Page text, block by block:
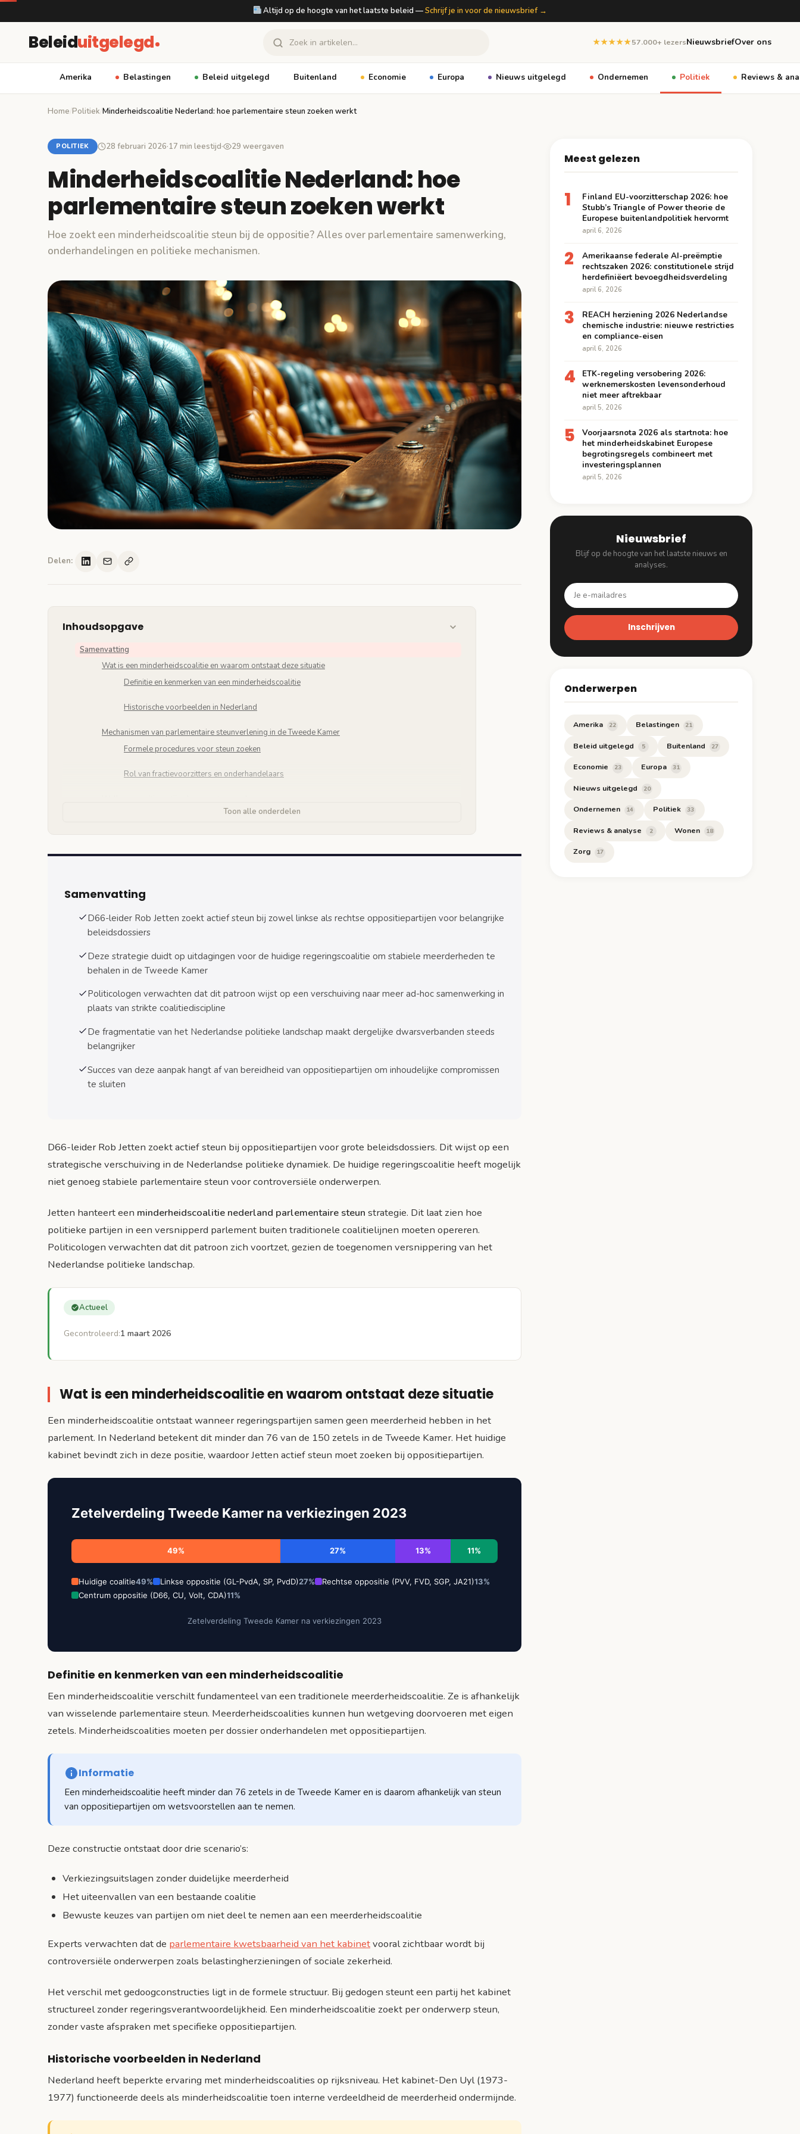
Altijd op de hoogte van het laatste beleid —Schrijf je in voor de nieuwsbrief →
Beleiduitgelegd ★★★★★57.000+ lezersNieuwsbriefOver ons
Amerika Belastingen Beleid uitgelegd Buitenland Economie Europa Nieuws uitgelegd Ondernemen Politiek Reviews &
Home Politiek Minderheidscoalitie Nederland: hoe parlementaire steun zoeken werkt
POLITIEK 28 februari 2026·17 min leestijd· 29 weergaven
Minderheidscoalitie Nederland: hoe
parlementaire steun zoeken werkt
Hoe zoekt een minderheidscoalitie steun bij de oppositie? Alles over parlementaire samenwerking,
onderhandelingen en politieke mechanismen.
Delen:
Inhoudsopgave
Samenvatting
Wat is een minderheidscoalitie en waarom ontstaat deze situatie
Definitie en kenmerken van een minderheidscoalitie
Historische voorbeelden in Nederland
Mechanismen van parlementaire steunverlening in de Tweede Kamer
Formele procedures voor steun zoeken
Rol van fractievoorzitters en onderhandelaars
Linkse oppositie: mogelijkheden en voorwaarden
Uitdagingen en tegenslag
Onderhandelingsprocessen tussen coalitie en oppositie
Informele contacten en verkennende gesprekken
Formele onderhandelingen en afspraken
Begrotingswetten en fiscale maatregelen
Risico’s en uitdagingen van een minderheidscoalitie
Politieke instabiliteit en onvoorspelbaarheid
Gevolgen voor beleidsuitvoering
Toekomstperspectief: Wordt dit het nieuwe normaal?
Veelgestelde vragen over parlementaire steunverlening
Veelgestelde vragen
Conclusie: Een nieuwe politieke realiteit
Bronnen
Toon alle onderdelen
Samenvatting
D66-leider Rob Jetten zoekt actief steun bij zowel linkse als rechtse oppositiepartijen voor belangrijke
beleidsdossiers
Deze strategie duidt op uitdagingen voor de huidige regeringscoalitie om stabiele meerderheden te
behalen in de Tweede Kamer
Politicologen verwachten dat dit patroon wijst op een verschuiving naar meer ad-hoc samenwerking in
plaats van strikte coalitiediscipline
De fragmentatie van het Nederlandse politieke landschap maakt dergelijke dwarsverbanden steeds
belangrijker
Succes van deze aanpak hangt af van bereidheid van oppositiepartijen om inhoudelijke compromissen
te sluiten
D66-leider Rob Jetten zoekt actief steun bij oppositiepartijen voor grote beleidsdossiers. Dit wijst op een
strategische verschuiving in de Nederlandse politieke dynamiek. De huidige regeringscoalitie heeft mogelijk
niet genoeg stabiele parlementaire steun voor controversiële onderwerpen.
Jetten hanteert een minderheidscoalitie nederland parlementaire steun strategie. Dit laat zien hoe
politieke partijen in een versnipperd parlement buiten traditionele coalitielijnen moeten opereren.
Politicologen verwachten dat dit patroon zich voortzet, gezien de toegenomen versnippering van het
Nederlandse politieke landschap.
Actueel
Gecontroleerd:1 maart 2026
Wat is een minderheidscoalitie en waarom ontstaat deze situatie
Een minderheidscoalitie ontstaat wanneer regeringspartijen samen geen meerderheid hebben in het
parlement. In Nederland betekent dit minder dan 76 van de 150 zetels in de Tweede Kamer. Het huidige
kabinet bevindt zich in deze positie, waardoor Jetten actief steun moet zoeken bij oppositiepartijen.
Zetelverdeling Tweede Kamer na verkiezingen 2023
49% 27% 13% 11%
Huidige coalitie49% Linkse oppositie (GL-PvdA, SP, PvdD)27% Rechtse oppositie (PVV, FVD, SGP, JA21)13%
Centrum oppositie (D66, CU, Volt, CDA)11%
Zetelverdeling Tweede Kamer na verkiezingen 2023
Definitie en kenmerken van een minderheidscoalitie
Een minderheidscoalitie verschilt fundamenteel van een traditionele meerderheidscoalitie. Ze is afhankelijk
van wisselende parlementaire steun. Meerderheidscoalities kunnen hun wetgeving doorvoeren met eigen
zetels. Minderheidscoalities moeten per dossier onderhandelen met oppositiepartijen.
Informatie
Een minderheidscoalitie heeft minder dan 76 zetels in de Tweede Kamer en is daarom afhankelijk van steun
van oppositiepartijen om wetsvoorstellen aan te nemen.
Deze constructie ontstaat door drie scenario’s:
Verkiezingsuitslagen zonder duidelijke meerderheid
Het uiteenvallen van een bestaande coalitie
Bewuste keuzes van partijen om niet deel te nemen aan een meerderheidscoalitie
Experts verwachten dat de parlementaire kwetsbaarheid van het kabinetvooral zichtbaar wordt bij
controversiële onderwerpen zoals belastingherzieningen of sociale zekerheid.
Het verschil met gedoogconstructies ligt in de formele structuur. Bij gedogen steunt een partij het kabinet
structureel zonder regeringsverantwoordelijkheid. Een minderheidscoalitie zoekt per onderwerp steun,
zonder vaste afspraken met specifieke oppositiepartijen.
Historische voorbeelden in Nederland
Nederland heeft beperkte ervaring met minderheidscoalities op rijksniveau. Het kabinet-Den Uyl (1973-
1977) functioneerde deels als minderheidscoalitie toen interne verdeeldheid de meerderheid ondermijnde.
Meest gelezen
1
Finland EU-voorzitterschap 2026: hoe
Stubb’s Triangle of Power theorie de
Europese buitenlandpolitiek hervormt
april 6, 2026
2
Amerikaanse federale AI-preëmptie
rechtszaken 2026: constitutionele strijd
herdefiniëert bevoegdheidsverdeling
april 6, 2026
3
REACH herziening 2026 Nederlandse
chemische industrie: nieuwe restricties
en compliance-eisen
april 6, 2026
4
ETK-regeling versobering 2026:
werknemerskosten levensonderhoud
niet meer aftrekbaar
april 5, 2026
5
Voorjaarsnota 2026 als startnota: hoe
het minderheidskabinet Europese
begrotingsregels combineert met
investeringsplannen
april 5, 2026
Nieuwsbrief
Blijf op de hoogte van het laatste nieuws en
analyses.
Inschrijven
Onderwerpen
Amerika 22 Belastingen 21
Beleid uitgelegd 5 Buitenland 27
Economie 23 Europa 31
Nieuws uitgelegd 20
Ondernemen 14 Politiek 33
Reviews & analyse 2 Wonen 18
Zorg 17